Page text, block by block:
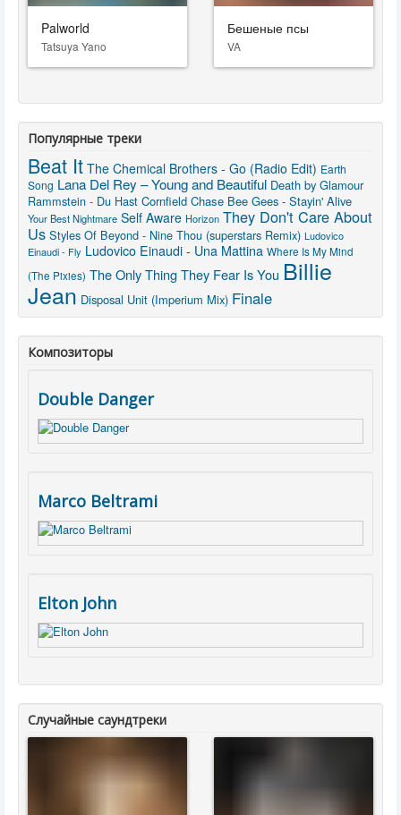
Palworld
Tatsuya Yano
Бешеные псы
VA
Популярные треки
Beat It The Chemical Brothers - Go (Radio Edit) Earth
Song Lana Del Rey – Young and Beautiful Death by Glamour
Rammstein - Du Hast Cornfield Chase Bee Gees - Stayin' Alive
Your Best Nightmare Self Aware Horizon They Don't Care About
Us Styles Of Beyond - Nine Thou (superstars Remix) Ludovico
Einaudi - Fly Ludovico Einaudi - Una Mattina Where Is My Mind
(The Pixies) The Only Thing They Fear Is You Billie
Jean Disposal Unit (Imperium Mix) Finale
Композиторы
Double Danger
Marco Beltrami
Elton John
Случайные саундтреки